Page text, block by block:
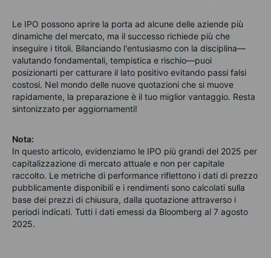
Le IPO possono aprire la porta ad alcune delle aziende più
dinamiche del mercato, ma il successo richiede più che
inseguire i titoli. Bilanciando l'entusiasmo con la disciplina—
valutando fondamentali, tempistica e rischio—puoi
posizionarti per catturare il lato positivo evitando passi falsi
costosi. Nel mondo delle nuove quotazioni che si muove
rapidamente, la preparazione è il tuo miglior vantaggio. Resta
sintonizzato per aggiornamenti!
Nota:
In questo articolo, evidenziamo le IPO più grandi del 2025 per
capitalizzazione di mercato attuale e non per capitale
raccolto. Le metriche di performance riflettono i dati di prezzo
pubblicamente disponibili e i rendimenti sono calcolati sulla
base dei prezzi di chiusura, dalla quotazione attraverso i
periodi indicati. Tutti i dati emessi da Bloomberg al 7 agosto
2025.